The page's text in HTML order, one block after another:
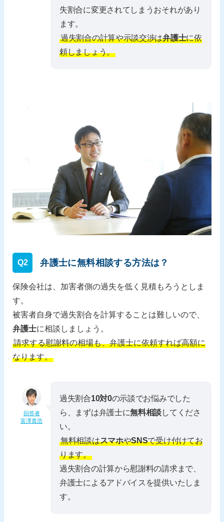
失割合に変更されてしまうおそれがあり
ます。
過失割合の計算や示談交渉は弁護士に依
頼しましょう。
Q2 弁護士に無料相談する方法は？
保険会社は、加害者側の過失を低く見積もろうとしま
す。
被害者自身で過失割合を計算することは難しいので、
弁護士に相談しましょう。
請求する慰謝料の相場も、弁護士に依頼すれば高額に
なります。
回答者
富澤貴浩
過失割合10対0の示談でお悩みでした
ら、まずは弁護士に無料相談してくださ
い。
無料相談はスマホやSNSで受け付けてお
ります。
過失割合の計算から慰謝料の請求まで、
弁護士によるアドバイスを提供いたしま
す。